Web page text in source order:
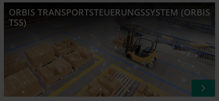
ORBIS TRANSPORTSTEUERUNGSSYSTEM (ORBIS
TSS)